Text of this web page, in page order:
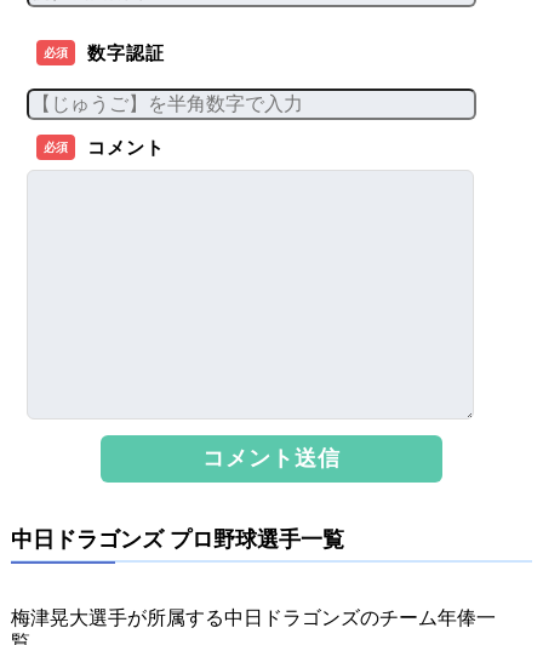
必須 数字認証
必須 コメント
中日ドラゴンズ プロ野球選手一覧
梅津晃大選手が所属する中日ドラゴンズのチーム年俸一